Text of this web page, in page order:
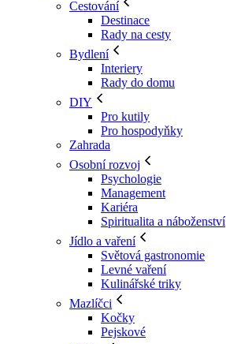
Cestování
Destinace
Rady na cesty
Bydlení
Interiery
Rady do domu
DIY
Pro kutily
Pro hospodyňky
Zahrada
Osobní rozvoj
Psychologie
Management
Kariéra
Spiritualita a náboženství
Jídlo a vaření
Světová gastronomie
Levné vaření
Kulinářské triky
Mazlíčci
Kočky
Pejskové